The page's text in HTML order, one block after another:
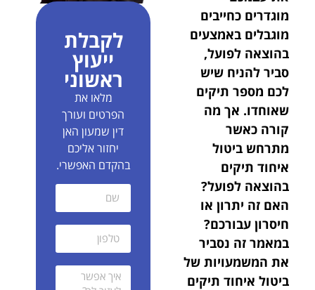
מוגדרים כחייבים
מוגבלים באמצעים
בהוצאה לפועל,
סביר להניח שיש
לכם מספר תיקים
שאוחדו. אך מה
קורה כאשר
מתרחש ביטול
איחוד תיקים
בהוצאה לפועל?
האם זה יתרון או
חיסרון עבורכם?
במאמר זה נסביר
את המשמעויות של
ביטול איחוד תיקים
לקבלת
ייעוץ
ראשוני
מלאו את
הפרטים ועורך
דין שמעון האן
יחזור אליכם
בהקדם האפשרי.